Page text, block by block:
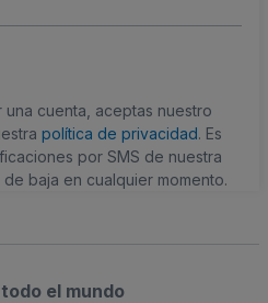
cuenta, aceptas nuestro
política de privacidad. Es
por SMS de nuestra
baja en cualquier momento.
el mundo